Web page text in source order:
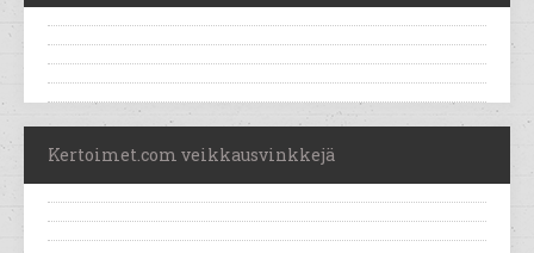
Kertoimet.com veikkausvinkkejä